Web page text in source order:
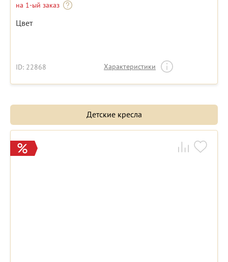
на 1-ый заказ
Цвет
ID: 22868 Характеристики
Детские кресла